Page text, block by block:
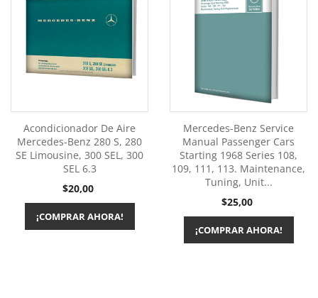
Acondicionador De Aire
Mercedes-Benz 280 S, 280
SE Limousine, 300 SEL, 300
SEL 6.3
Precio
$20,00
¡COMPRAR AHORA!
Mercedes-Benz Service
Manual Passenger Cars
Starting 1968 Series 108,
109, 111, 113. Maintenance,
Tuning, Unit...
Precio
$25,00
¡COMPRAR AHORA!